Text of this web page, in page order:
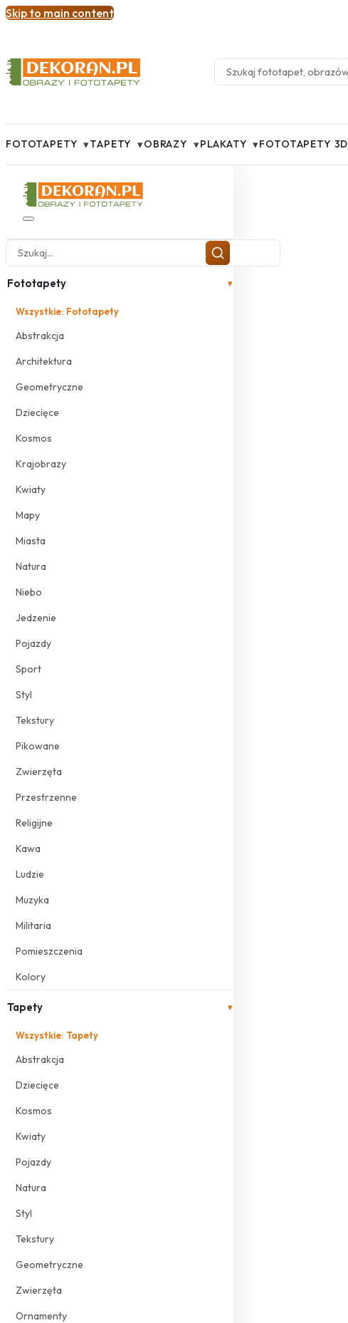
Skip to main content
FOTOTAPETY ▾TAPETY ▾OBRAZY ▾PLAKATY ▾FOTOTAPETY 3D
Fototapety ▾
Wszystkie: Fototapety
Abstrakcja
Architektura
Geometryczne
Dziecięce
Kosmos
Krajobrazy
Kwiaty
Mapy
Miasta
Natura
Niebo
Jedzenie
Pojazdy
Sport
Styl
Tekstury
Pikowane
Zwierzęta
Przestrzenne
Religijne
Kawa
Ludzie
Muzyka
Militaria
Pomieszczenia
Kolory
Tapety ▾
Wszystkie: Tapety
Abstrakcja
Dziecięce
Kosmos
Kwiaty
Pojazdy
Natura
Styl
Tekstury
Geometryczne
Zwierzęta
Ornamenty